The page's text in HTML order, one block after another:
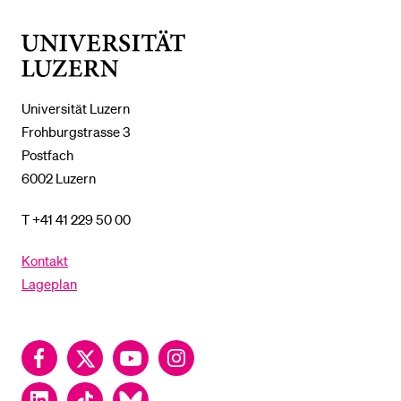
Universität Luzern
Frohburgstrasse 3
Postfach
6002 Luzern
T +41 41 229 50 00
Kontakt
Lageplan
FacebookTwitter YouTubeInstagram
LinkedInTikTok Bluesky